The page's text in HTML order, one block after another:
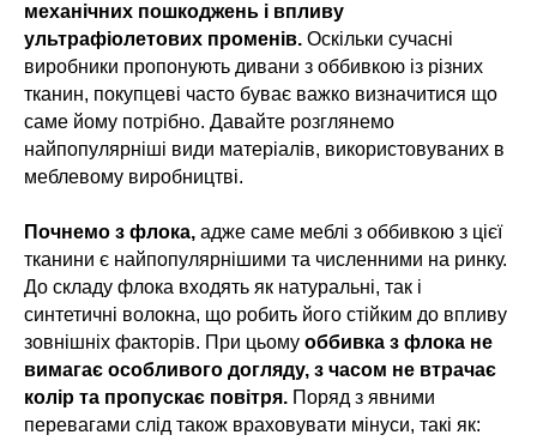
механічних пошкоджень і впливу
ультрафіолетових променів. Оскільки сучасні
виробники пропонують дивани з оббивкою із різних
тканин, покупцеві часто буває важко визначитися що
саме йому потрібно. Давайте розглянемо
найпопулярніші види матеріалів, використовуваних в
меблевому виробництві.
Почнемо з флока, адже саме меблі з оббивкою з цієї
тканини є найпопулярнішими та численними на ринку.
До складу флока входять як натуральні, так і
синтетичні волокна, що робить його стійким до впливу
зовнішніх факторів. При цьому оббивка з флока не
вимагає особливого догляду, з часом не втрачає
колір та пропускає повітря. Поряд з явними
перевагами слід також враховувати мінуси, такі як: